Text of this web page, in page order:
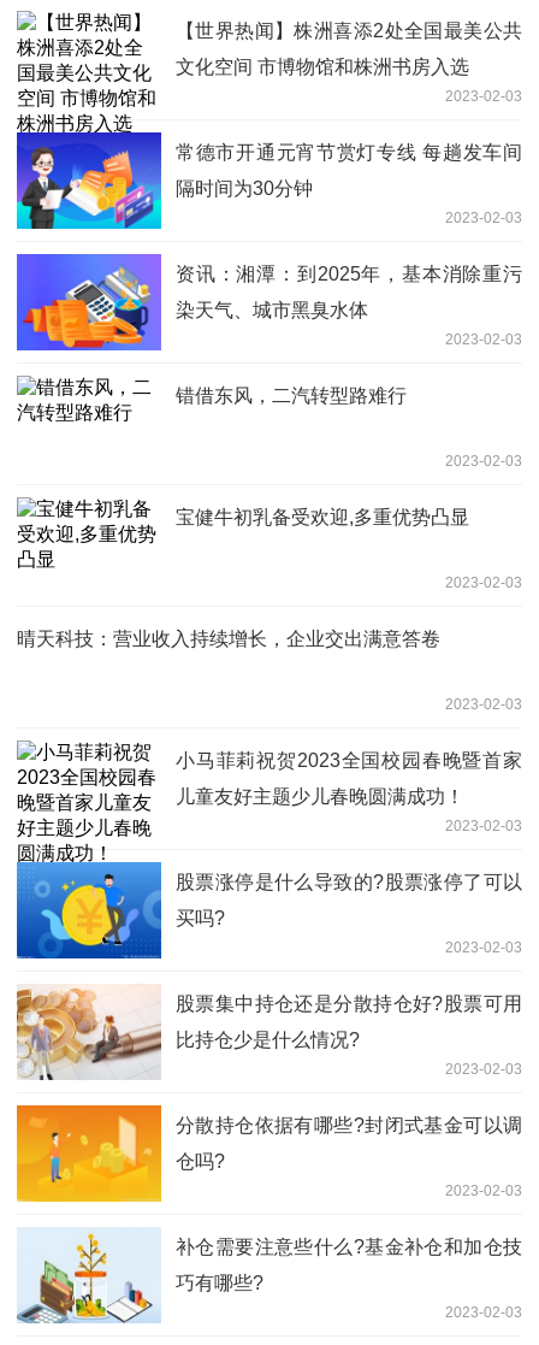
【世界热闻】株洲喜添2处全国最美公共
文化空间 市博物馆和株洲书房入选
2023-02-03
常德市开通元宵节赏灯专线 每趟发车间
隔时间为30分钟
2023-02-03
资讯：湘潭：到2025年，基本消除重污
染天气、城市黑臭水体
2023-02-03
错借东风，二汽转型路难行
2023-02-03
宝健牛初乳备受欢迎,多重优势凸显
2023-02-03
晴天科技：营业收入持续增长，企业交出满意答卷
2023-02-03
小马菲莉祝贺2023全国校园春晚暨首家
儿童友好主题少儿春晚圆满成功！
2023-02-03
股票涨停是什么导致的?股票涨停了可以
买吗?
2023-02-03
股票集中持仓还是分散持仓好?股票可用
比持仓少是什么情况?
2023-02-03
分散持仓依据有哪些?封闭式基金可以调
仓吗?
2023-02-03
补仓需要注意些什么?基金补仓和加仓技
巧有哪些?
2023-02-03